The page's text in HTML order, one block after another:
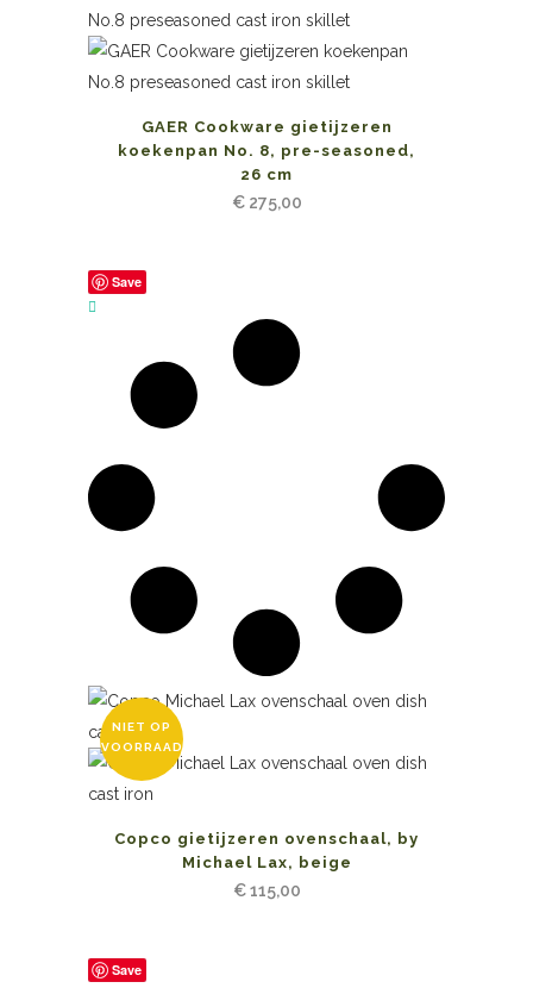
GAER Cookware gietijzeren
koekenpan No. 8, pre-seasoned,
26 cm
€275,00
Save
NIET OP
VOORRAAD
Copco gietijzeren ovenschaal, by
Michael Lax, beige
€115,00
Save